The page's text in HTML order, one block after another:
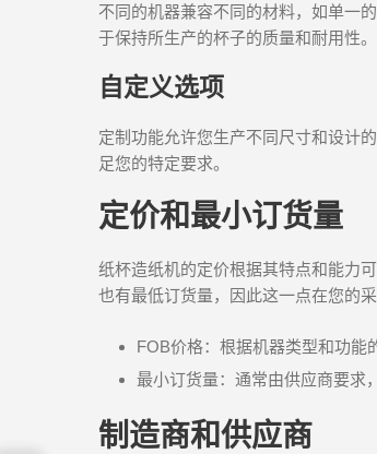
不同的机器兼容不同的材料，如单一
于保持所生产的杯子的质量和耐用性。
自定义选项
定制功能允许您生产不同尺寸和设计
足您的特定要求。
定价和最小订货量
纸杯造纸机的定价根据其特点和能力
也有最低订货量，因此这一点在您的
FOB价格：根据机器类型和功能
最小订货量：通常由供应商要求
制造商和供应商